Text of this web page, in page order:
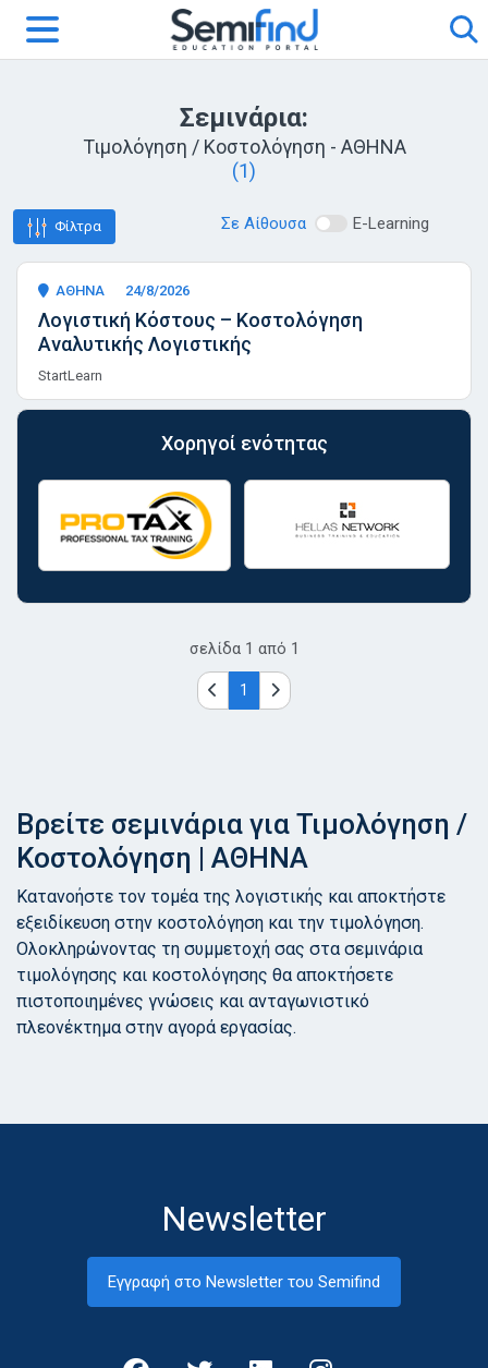
Σεμινάρια:
Τιμολόγηση / Κοστολόγηση - ΑΘΗΝΑ
(1)
Φίλτρα Σε Αίθουσα E-Learning
ΑΘΗΝΑ 24/8/2026
Λογιστική Κόστους – Κοστολόγηση
Αναλυτικής Λογιστικής
StartLearn
Χορηγοί ενότητας
σελίδα 1 από 1
1
Βρείτε σεμινάρια για Τιμολόγηση /
Κοστολόγηση | ΑΘΗΝΑ
Κατανοήστε τον τομέα της λογιστικής και αποκτήστε
εξειδίκευση στην κοστολόγηση και την τιμολόγηση.
Ολοκληρώνοντας τη συμμετοχή σας στα σεμινάρια
τιμολόγησης και κοστολόγησης θα αποκτήσετε
πιστοποιημένες γνώσεις και ανταγωνιστικό
πλεονέκτημα στην αγορά εργασίας.
Newsletter
Εγγραφή στο Newsletter του Semifind